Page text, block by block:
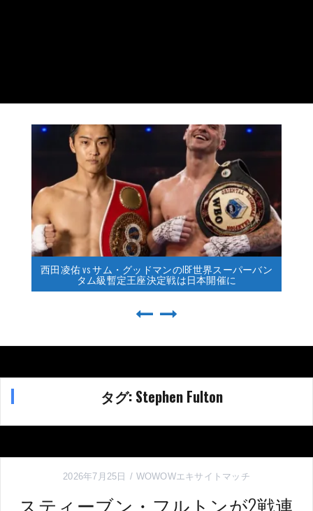
西田凌佑 vs サム・グッドマンのIBF世界スーパーバン
タム級暫定王座決定戦は日本開催に
タグ: Stephen Fulton
2026年7月25日 WOWOWエキサイトマッチ
スティーブン・フルトンが2戦連